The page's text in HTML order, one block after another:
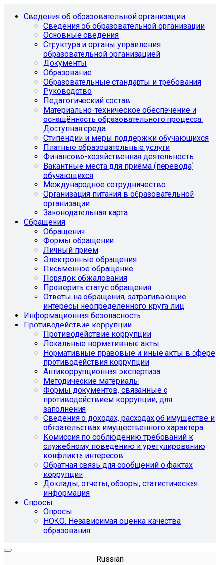
Сведения об образовательной организации
Сведения об образовательной организации
Основные сведения
Структура и органы управления
образовательной организацией
Документы
Образование
Образовательные стандарты и требования
Руководство
Педагогический состав
Материально-техническое обеспечение и
оснащённость образовательного процесса.
Доступная среда
Стипендии и меры поддержки обучающихся
Платные образовательные услуги
Финансово-хозяйственная деятельность
Вакантные места для приёма (перевода)
обучающихся
Международное сотрудничество
Организация питания в образовательной
организации
Законодательная карта
Обращения
Обращения
Формы обращений
Личный прием
Электронные обращения
Письменное обращение
Порядок обжалования
Проверить статус обращения
Ответы на обращения, затрагивающие
интересы неопределенного круга лиц
Информационная безопасность
Противодействие коррупции
Противодействие коррупции
Локальные нормативные акты
Нормативные правовые и иные акты в сфере
противодействия коррупции
Антикоррупционная экспертиза
Методические материалы
Формы документов, связанные с
противодействием коррупции, для
заполнения
Сведения о доходах, расходах,об имуществе и
обязательствах имущественного характера
Комиссия по соблюдению требований к
служебному поведению и урегулированию
конфликта интересов
Обратная связь для сообщений о фактах
коррупции
Доклады, отчеты, обзоры, статистическая
информация
Опросы
Опросы
НОКО. Независимая оценка качества
образования
Russian